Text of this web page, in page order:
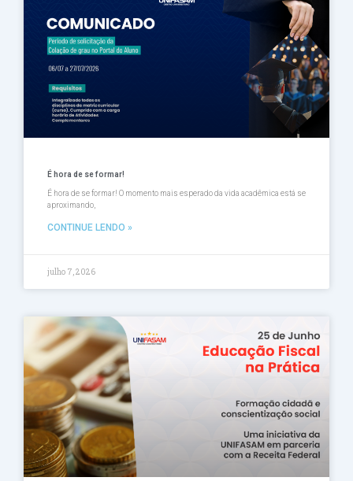
É hora de se formar!
É hora de se formar! O momento mais esperado da vida acadêmica está se
aproximando,
CONTINUE LENDO »
julho 7, 2026
PáginaPágina
PáginaPáginaPágina